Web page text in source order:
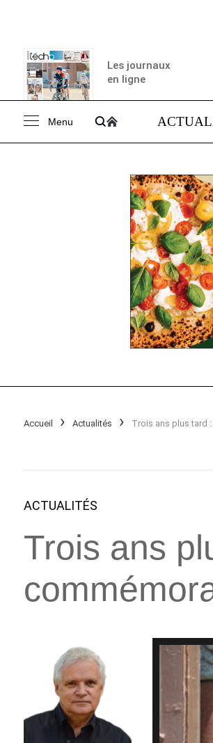
Consulter le
Les journaux
en ligne
Menu
Accueil Actualités
ACTUALITÉS
Trois ans